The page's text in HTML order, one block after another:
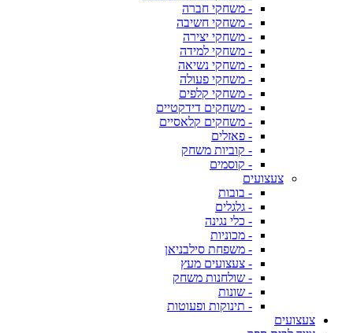
- משחקי חברה
- משחקי חשיבה
- משחקי יצירה
- משחקי למידה
- משחקי נשיאה
- משחקי פעולה
- משחקי קלפים
- משחקים דידקטיים
- משחקים קלאסיים
- פאזלים
- קוביות משחק
- קוסמים
צעצועים
- בובות
- גלגלים
- כלי נגינה
- מכוניות
- משפחת סילבניאן
- צעצועים מעץ
- שולחנות משחק
- שונות
- תינוקות ופעוטות
צעצועים